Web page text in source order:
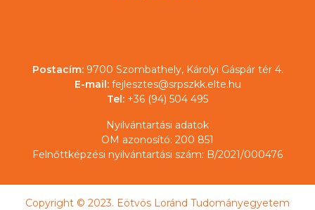
Postacím: 9700 Szombathely, Károlyi Gáspár tér 4.
E-mail: fejlesztes@srpszkk.elte.hu
Tel: +36 (94) 504 495
Nyilvántartási adatok
OM azonosító: 200 851
Felnőttképzési nyilvántartási szám: B/2021/000476
Copyright © 2023. Eötvös Loránd Tudományegyetem